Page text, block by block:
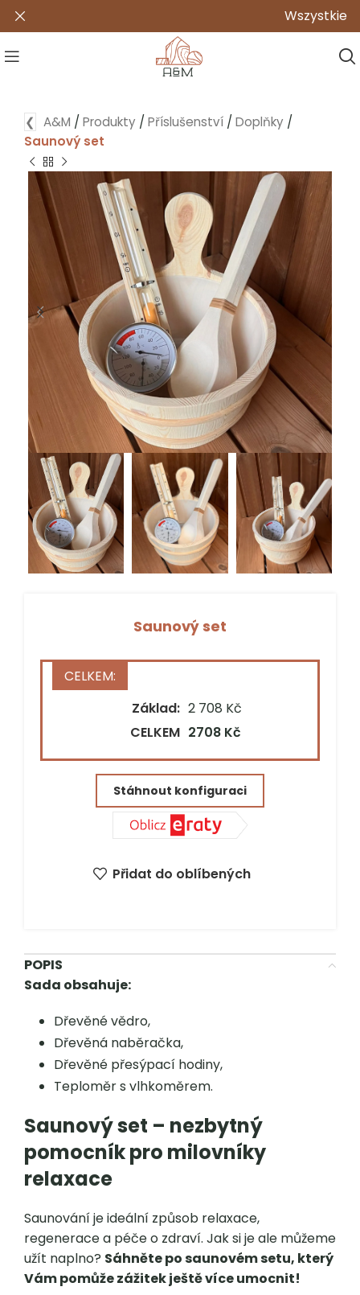
❮ A&M / Produkty / Příslušenství / Doplňky /
Saunový set
Saunový set
Stát*
Město*
Základ: 2 708 Kč
CELKEM 2708 Kč
Stáhnout konfiguraci
Přidat do oblíbených
POPIS
Sada obsahuje:
Dřevěné vědro,
Dřevěná naběračka,
Dřevěné přesýpací hodiny,
Teploměr s vlhkoměrem.
Saunový set – nezbytný
pomocník pro milovníky
relaxace
Saunování je ideální způsob relaxace,
regenerace a péče o zdraví. Jak si je ale můžeme
užít naplno? Sáhněte po saunovém setu, který
Vám pomůže zážitek ještě více umocnit!
Wszystkie nasze